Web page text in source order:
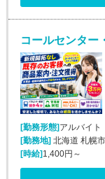
[勤務形態]アルバイト
[勤務地]北海道 札幌
[時給]1,400円～